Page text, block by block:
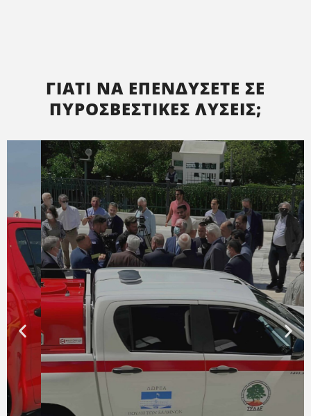
ΓΙΑΤΊ ΝΑ ΕΠΕΝΔΎΣΕΤΕ ΣΕ
ΠΥΡΟΣΒΕΣΤΙΚΈΣ ΛΎΣΕΙΣ;